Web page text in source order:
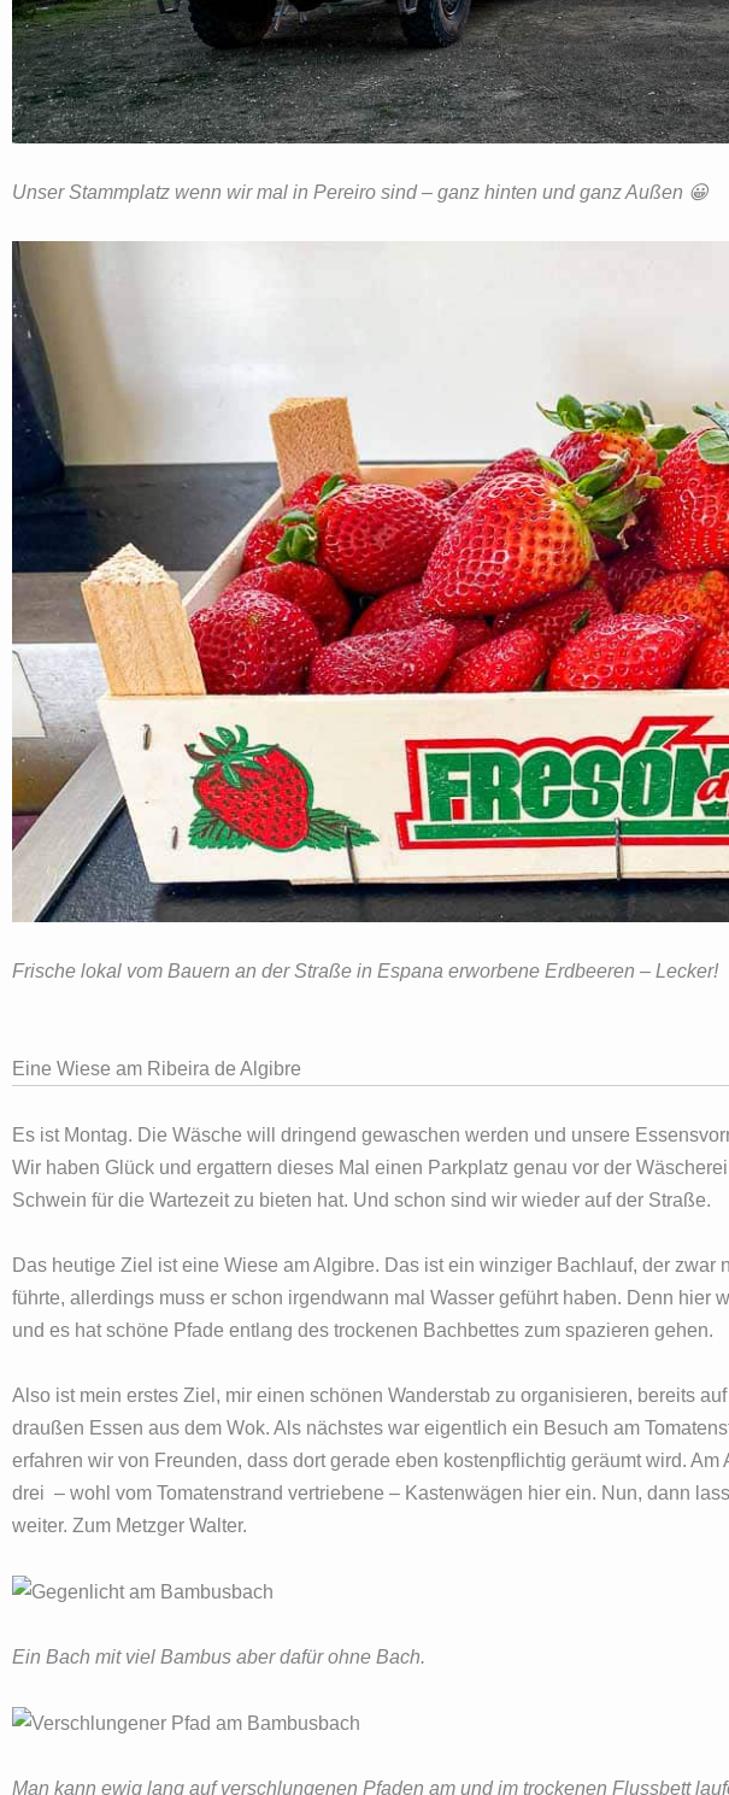
Unser Stammplatz wenn wir mal in Pereiro sind – ganz hinten und ganz Außen 😀
Frische lokal vom Bauern an der Straße in Espana erworbene Erdbeeren – Lecker!
Eine Wiese am Ribeira de Algibre
Es ist Montag. Die Wäsche will dringend gewaschen werden und unsere
Wir haben Glück und ergattern dieses Mal einen Parkplatz genau vor der
Schwein für die Wartezeit zu bieten hat. Und schon sind wir wieder auf der Straße.
Das heutige Ziel ist eine Wiese am Algibre. Das ist ein winziger Bachlauf, der
führte, allerdings muss er schon irgendwann mal Wasser geführt haben. Denn hier
und es hat schöne Pfade entlang des trockenen Bachbettes zum spazieren gehen.
Also ist mein erstes Ziel, mir einen schönen Wanderstab zu organisieren, bereits
draußen Essen aus dem Wok. Als nächstes war eigentlich ein Besuch am
erfahren wir von Freunden, dass dort gerade eben kostenpflichtig geräumt wird.
drei – wohl vom Tomatenstrand vertriebene – Kastenwägen hier ein. Nun, dann
weiter. Zum Metzger Walter.
Ein Bach mit viel Bambus aber dafür ohne Bach.
Man kann ewig lang auf verschlungenen Pfaden am und im trockenen Flussbett